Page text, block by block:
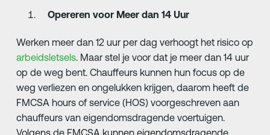
Opereren voor Meer dan 14 Uur
Werken meer dan 12 uur per dag verhoogt het risico op
arbeidsletsels. Maar stel je voor dat je meer dan 14 uur
op de weg bent. Chauffeurs kunnen hun focus op de
weg verliezen en ongelukken krijgen, daarom heeft de
FMCSA hours of service (HOS) voorgeschreven aan
chauffeurs van eigendomsdragende voertuigen.
Volgens de FMCSA kunnen eigendomsdragende